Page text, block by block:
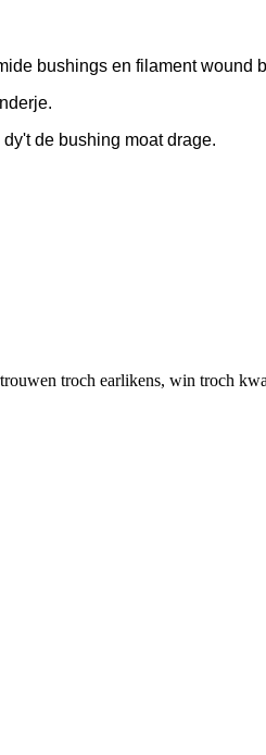
bushings en filament wound
de bushing moat drage.
troch earlikens, win troch